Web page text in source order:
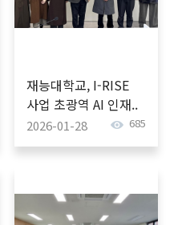
재능대학교, I-RISE
사업 초광역 AI 인재..
2026-01-28 685